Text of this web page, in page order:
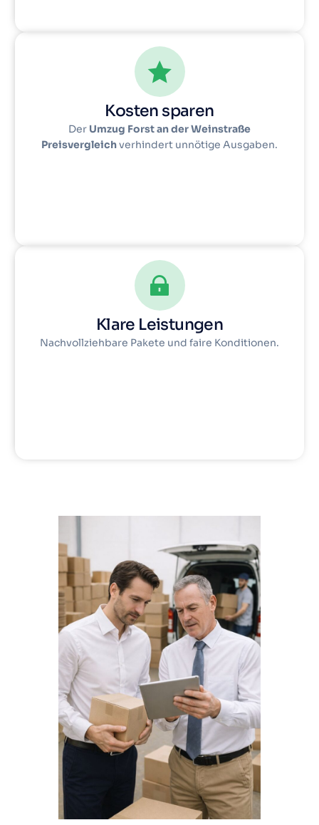
Kosten sparen
Der Umzug Forst an der Weinstraße
Preisvergleichverhindert unnötige Ausgaben.
Klare Leistungen
Nachvollziehbare Pakete und faire Konditionen.